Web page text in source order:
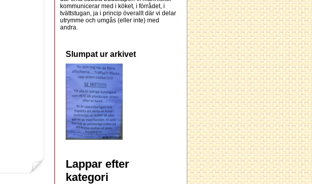
kommunicerar med i köket, i förrådet, i
tvättstugan, ja i princip överallt där vi delar
utrymme och umgås (eller inte) med
andra.
Slumpat ur arkivet
Lappar efter
kategori